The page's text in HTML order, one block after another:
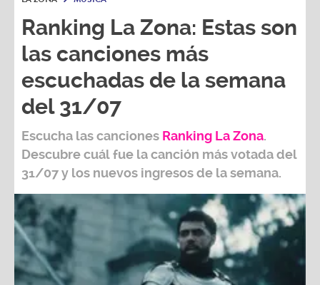
Ranking La Zona: Estas son
las canciones más
escuchadas de la semana
del 31/07
Escucha las canciones
Descubre cuál fue la canción más votada del
31/07y los nuevos ingresos de la semana.